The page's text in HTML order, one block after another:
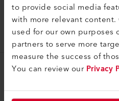
to provide social media
with more relevant content.
used for our own purposes
partners to serve more
measure the success of
You can review ourPrivacy
Buse tubulaire
Buse tubulaire (ø
105.818
Buse tubulaire